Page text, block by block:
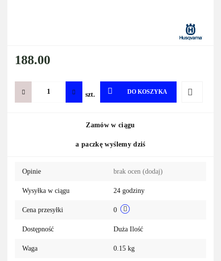
188.00
szt. DO KOSZYKA
Zamów w ciągu
a paczkę wyślemy dziś
Opinie brak ocen (dodaj)
Wysyłka w ciągu 24 godziny
Cena przesyłki 0
Dostępność Duża Ilość
Waga 0.15 kg